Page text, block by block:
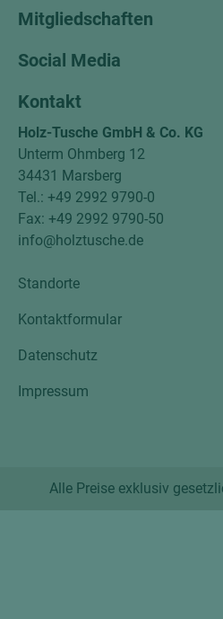
Mitgliedschaften
Social Media
Kontakt
Holz-Tusche GmbH & Co. KG
Unterm Ohmberg 12
34431 Marsberg
Tel.: +49 2992 9790-0
Fax: +49 2992 9790-50
info@holztusche.de
Standorte
Kontaktformular
Datenschutz
Impressum
Alle Preise exklusiv